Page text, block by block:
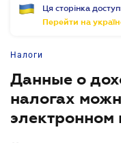
Ця сторінка
Перейти на
Налоги
Данные о
налогах
электронном